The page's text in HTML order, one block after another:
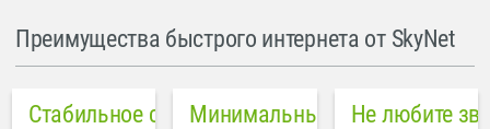
Преимущества быстрого интернета от SkyNet
Стабильное соединениеМинимальный пинг в городе
Не любите